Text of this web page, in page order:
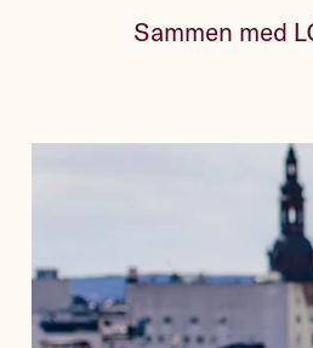
Sammen med